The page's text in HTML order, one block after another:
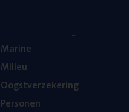
Mari­ne
Mili­eu
Oogst­ver­ze­ke­ring
Per­so­nen